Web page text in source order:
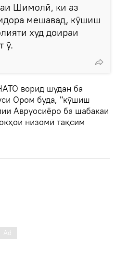
Шимолӣ, ки аз
мешавад, кӯшиш
худ доираи
ӯ.
ворид шудан ба
Ором буда, "кӯшиш
Авруосиёро ба шабакаи
низомӣ тақсим